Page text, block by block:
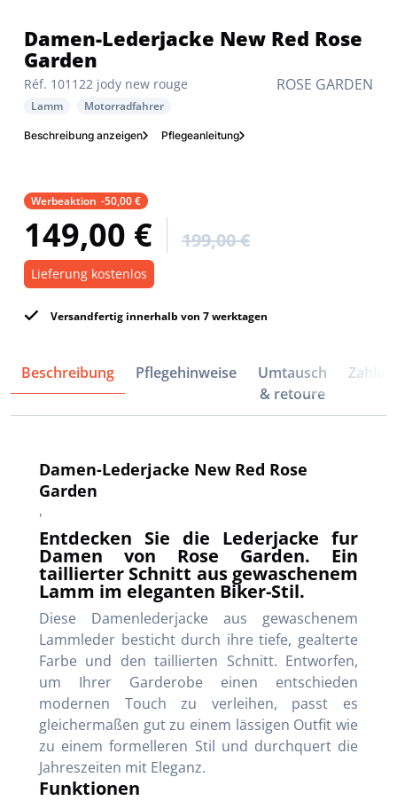
ROSE GARDEN
Réf. 101122 jody new rouge
Damen-Lederjacke New Red Rose
Garden
Lamm Motorradfahrer
Beschreibung anzeigen Pflegeanleitung
Werbeaktion -50,00 €
149,00 € 199,00 €
Lieferung kostenlos
Versandfertig innerhalb von 7 werktagen
Beschreibung Pflegehinweise
Umtausch
& retoure
Damen-Lederjacke New Red Rose
Garden
'
Entdecken Sie die Lederjacke fur
Damen von Rose Garden. Ein
taillierter Schnitt aus gewaschenem
Lamm im eleganten Biker-Stil.
Diese Damenlederjacke aus gewaschenem
Lammleder besticht durch ihre tiefe, gealterte
Farbe und den taillierten Schnitt. Entworfen,
um Ihrer Garderobe einen entschieden
modernen Touch zu verleihen, passt es
gleichermaßen gut zu einem lässigen Outfit wie
zu einem formelleren Stil und durchquert die
Jahreszeiten mit Eleganz.
Funktionen